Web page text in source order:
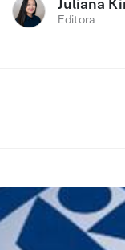
Editora